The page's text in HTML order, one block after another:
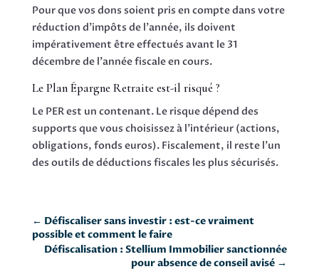
Pour que vos dons soient pris en compte dans votre
réduction d'impôts de l'année, ils doivent
impérativement être effectués avant le 31
décembre de l'année fiscale en cours.
Le Plan Épargne Retraite est-il risqué ?
Le PER est un contenant. Le risque dépend des
supports que vous choisissez à l'intérieur (actions,
obligations, fonds euros). Fiscalement, il reste l'un
des outils de déductions fiscales les plus sécurisés.
← Défiscaliser sans investir : est-ce vraiment
possible et comment le faire
Défiscalisation : Stellium Immobilier sanctionnée
pour absence de conseil avisé →